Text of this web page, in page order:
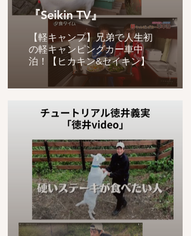
『Seikin TV』
【軽キャンプ】兄弟で人生初
の軽キャンピングカー車中
泊！【ヒカキン&セイキン】